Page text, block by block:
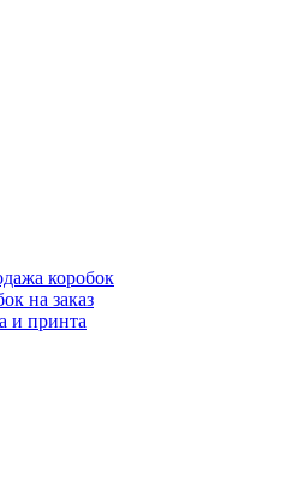
коробок
на заказ
и принта